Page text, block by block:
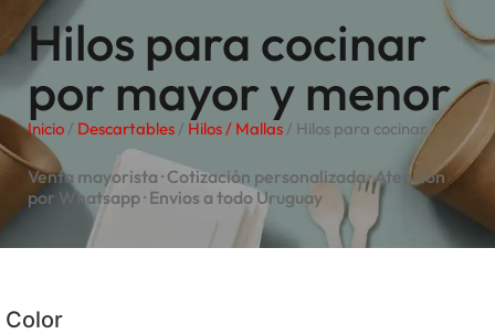
Hilos para cocinar
por mayor y menor
Inicio / Descartables / Hilos / Mallas / Hilos para cocinar
Venta mayorista · Cotización personalizada · Atención
por Whatsapp · Envios a todo Uruguay
Color